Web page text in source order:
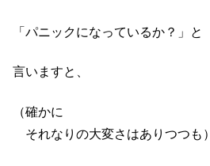
「パニックになっているか？」と
言いますと、
（確かに
それなりの大変さはありつつも）